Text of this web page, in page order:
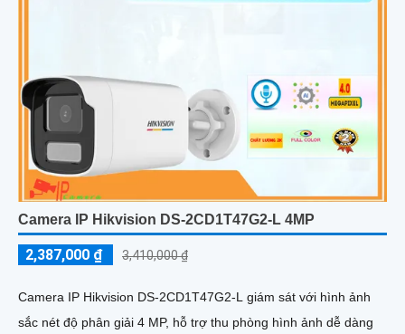
Camera IP Hikvision DS-2CD1T47G2-L 4MP
2,387,000 ₫ 3,410,000 ₫
Camera IP Hikvision DS-2CD1T47G2-L giám sát với hình ảnh
sắc nét độ phân giải 4 MP, hỗ trợ thu phòng hình ảnh dễ dàng